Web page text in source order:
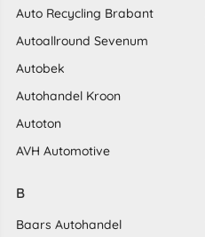
Auto Recycling Brabant
Autoallround Sevenum
Autobek
Autohandel Kroon
Autoton
AVH Automotive
B
Baars Autohandel